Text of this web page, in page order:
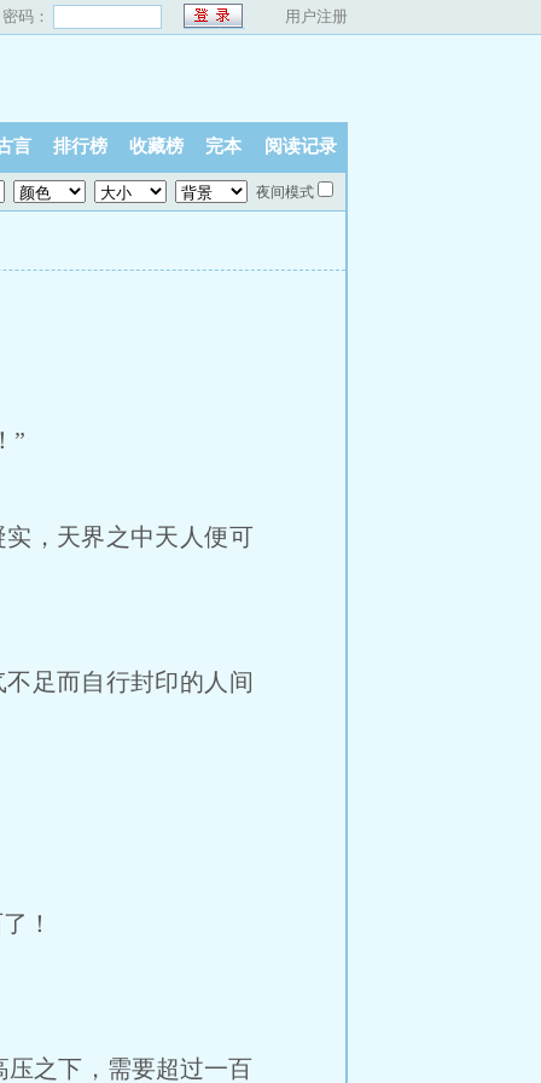
密码： 用户注册
言 排行榜 收藏榜 完本 阅读记录
夜间模式
”
，天界之中天人便可
足而自行封印的人间
！
之下，需要超过一百